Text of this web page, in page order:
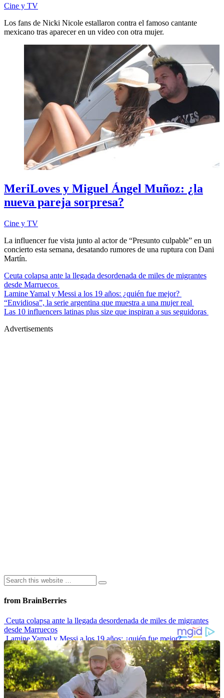
Cine y TV
Los fans de Nicki Nicole estallaron contra el famoso cantante
mexicano tras aparecer en un video con otra mujer.
MeriLoves y Miguel Ángel Muñoz: ¿la
nueva pareja sorpresa?
Cine y TV
La influencer fue vista junto al actor de “Presunto culpable” en un
concierto esta semana, desatando rumores de una ruptura con Dani
Martín.
Ceuta colapsa ante la llegada desordenada de miles de migrantes
desde Marruecos
Lamine Yamal y Messi a los 19 años: ¿quién fue mejor?
“Envidiosa”, la serie argentina que muestra a una mujer real
Las 10 influencers latinas plus size que inspiran a sus seguidoras
Advertisements
from BrainBerries
Ceuta colapsa ante la llegada desordenada de miles de migrantes
desde Marruecos
Lamine Yamal y Messi a los 19 años: ¿quién fue mejor?
“Envidiosa”, la serie argentina que muestra a una mujer real
Las 10 influencers latinas plus size que inspiran a sus seguidoras
La princesa Leonor finaliza su formación militar y se prepara para
liderar
Advertisements